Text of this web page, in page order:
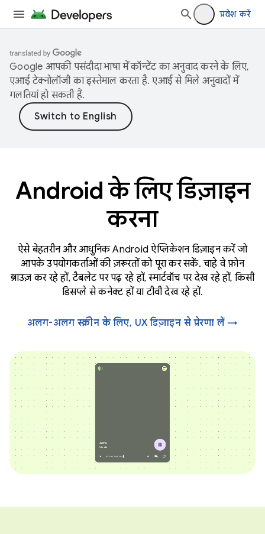
प्रवेश करें
Google आपकी पसंदीदा भाषा में कॉन्टेंट का अनुवाद करने के लिए,
एआई टेक्नोलॉजी का इस्तेमाल करता है. एआई से मिले अनुवादों में
गलतियां हो सकती हैं.
Android के लिए डिज़ाइन
करना
ऐसे बेहतरीन और आधुनिक Android ऐप्लिकेशन डिज़ाइन करें जो
आपके उपयोगकर्ताओं की ज़रूरतों को पूरा कर सकें. चाहे वे फ़ोन
ब्राउज़ कर रहे हों, टैबलेट पर पढ़ रहे हों, स्मार्टवॉच पर देख रहे हों, किसी
डिसप्ले से कनेक्ट हों या टीवी देख रहे हों.
अलग-अलग स्क्रीन के लिए, UX डिज़ाइन से प्रेरणा लें →